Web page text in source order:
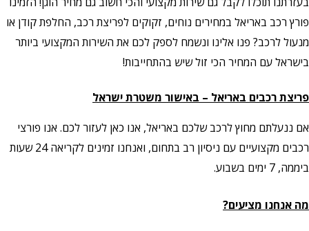
פורץ רכב באריאל במחירים נוחים, זקוקים לפריצת רכב, החלפת קודן או
מנעול לרכב? פנו אלינו ונשמח לספק לכם את השירות המקצועי ביותר
בישראל עם המחיר הכי זול שיש בהתחייבות!
פריצת רכבים באריאל – באישור משטרת ישראל
אם ננעלתם מחוץ לרכב שלכם באריאל, אנו כאן לעזור לכם. אנו פורצי
רכבים מקצועיים עם ניסיון רב בתחום, ואנחנו זמינים לקריאה 24 שעות
ביממה, 7 ימים בשבוע.
מה אנחנו מציעים?